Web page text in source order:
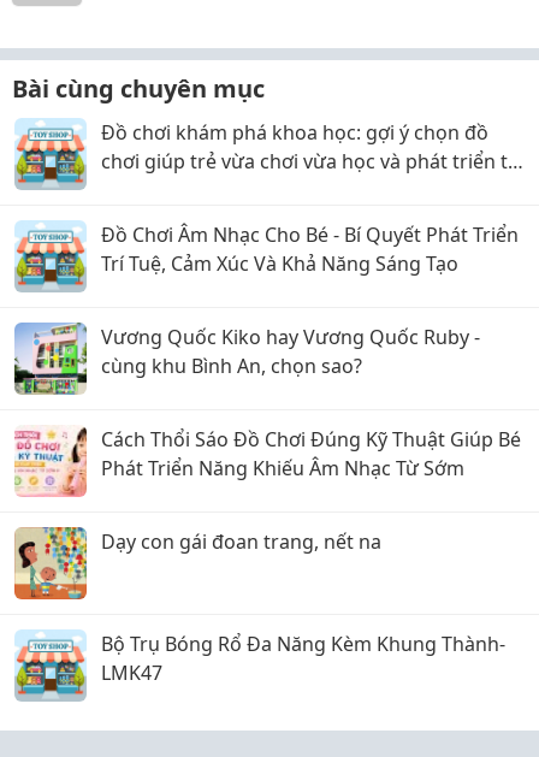
Bài cùng chuyên mục
Đồ chơi khám phá khoa học: gợi ý chọn đồ
chơi giúp trẻ vừa chơi vừa học và phát triển tư
Đồ Chơi Âm Nhạc Cho Bé - Bí Quyết Phát Triển
Trí Tuệ, Cảm Xúc Và Khả Năng Sáng Tạo
Vương Quốc Kiko hay Vương Quốc Ruby -
cùng khu Bình An, chọn sao?
Cách Thổi Sáo Đồ Chơi Đúng Kỹ Thuật Giúp Bé
Phát Triển Năng Khiếu Âm Nhạc Từ Sớm
Dạy con gái đoan trang, nết na
Bộ Trụ Bóng Rổ Đa Năng Kèm Khung Thành-
LMK47